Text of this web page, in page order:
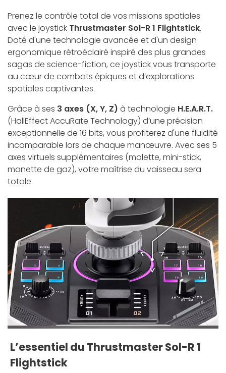
Prenez le contrôle total de vos missions spatiales
avec le joystick Thrustmaster Sol-R 1 Flightstick.
Doté d'une technologie avancée et d'un design
ergonomique rétroéclairé inspiré des plus grandes
sagas de science-fiction, ce joystick vous transporte
au cœur de combats épiques et d’explorations
spatiales captivantes.
Grâce à ses 3 axes (X, Y, Z) à technologie H.E.A.R.T.
(HallEffect AccuRate Technology) d’une précision
exceptionnelle de 16 bits, vous profiterez d'une fluidité
incomparable lors de chaque manœuvre. Avec ses 5
axes virtuels supplémentaires (molette, mini-stick,
manette de gaz), votre maîtrise du vaisseau sera
totale.
L’essentiel du Thrustmaster Sol-R 1
Flightstick